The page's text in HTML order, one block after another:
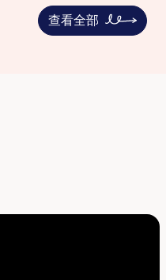
查看全部